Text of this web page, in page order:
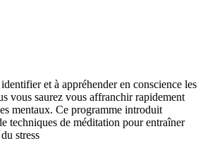
et à appréhender en conscience les
vous saurez vous affranchir rapidement
mentaux. Ce programme introduit
techniques de méditation pour entraîner
stress